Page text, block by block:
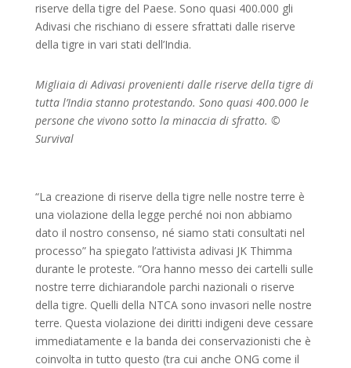
riserve della tigre del Paese. Sono quasi 400.000 gli
Adivasi che rischiano di essere sfrattati dalle riserve
della tigre in vari stati dell’India.
Migliaia di Adivasi provenienti dalle riserve della tigre di
tutta l’India stanno protestando. Sono quasi 400.000 le
persone che vivono sotto la minaccia di sfratto. ©
Survival
“La creazione di riserve della tigre nelle nostre terre è
una violazione della legge perché noi non abbiamo
dato il nostro consenso, né siamo stati consultati nel
processo” ha spiegato l’attivista adivasi JK Thimma
durante le proteste. “Ora hanno messo dei cartelli sulle
nostre terre dichiarandole parchi nazionali o riserve
della tigre. Quelli della NTCA sono invasori nelle nostre
terre. Questa violazione dei diritti indigeni deve cessare
immediatamente e la banda dei conservazionisti che è
coinvolta in tutto questo (tra cui anche ONG come il